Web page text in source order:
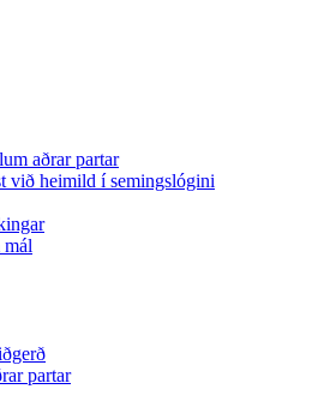
aðrar partar
við heimild í semingslógini
partar